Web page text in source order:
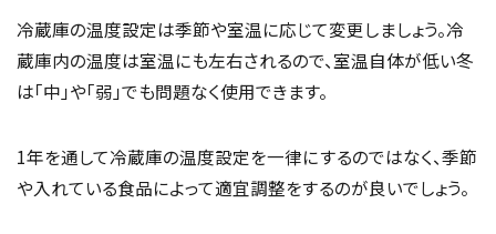
冷蔵庫の温度設定は季節や室温に応じて変更しましょう。冷
蔵庫内の温度は室温にも左右されるので、室温自体が低い冬
は「中」や「弱」でも問題なく使用できます。
1年を通して冷蔵庫の温度設定を一律にするのではなく、季節
や入れている食品によって適宜調整をするのが良いでしょう。